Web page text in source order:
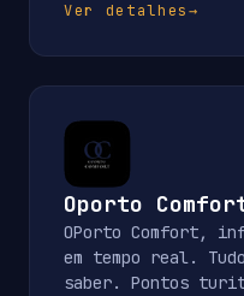
Ver detalhes→
Oporto
OPorto Comfort,
em tempo real.
saber. Pontos